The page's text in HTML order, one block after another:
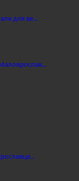
для ве...